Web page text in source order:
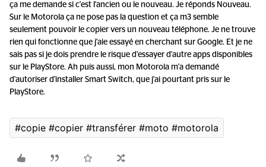
ça me demande si c'est l'ancien ou le nouveau. Je réponds Nouveau.
Sur le Motorola ça ne pose pas la question et ça m3 semble
seulement pouvoir le copier vers un nouveau téléphone. Je ne trouve
rien qui fonctionne que j'aie essayé en cherchant sur Google. Et je ne
sais pas si je dois prendre le risque d'essayer d'autre apps disponibles
sur le PlayStore. Ah puis aussi, mon Motorola m'a demandé
d'autoriser d'installer Smart Switch, que j'ai pourtant pris sur le
PlayStore.
#copie #copier #transférer #moto #motorola